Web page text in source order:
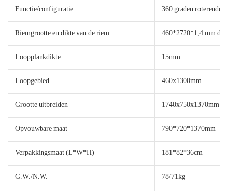
Functie/configuratie 360 graden roterende
Riemgrootte en dikte van de riem 460*2720*1,4 mm
Loopplankdikte 15mm
Loopgebied 460x1300mm
Grootte uitbreiden 1740x750x1370mm
Opvouwbare maat 790*720*1370mm
Verpakkingsmaat (L*W*H) 181*82*36cm
G.W./N.W. 78/71kg